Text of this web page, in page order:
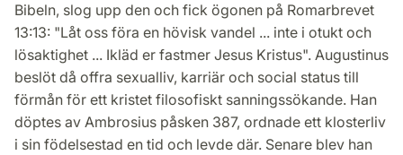
Bibeln, slog upp den och fick ögonen på Romarbrevet
13:13: "Låt oss föra en hövisk vandel ... inte i otukt och
lösaktighet ... Ikläd er fastmer Jesus Kristus". Augustinus
beslöt då offra sexualliv, karriär och social status till
förmån för ett kristet filosofiskt sanningssökande. Han
döptes av Ambrosius påsken 387, ordnade ett klosterliv
i sin födelsestad en tid och levde där. Senare blev han